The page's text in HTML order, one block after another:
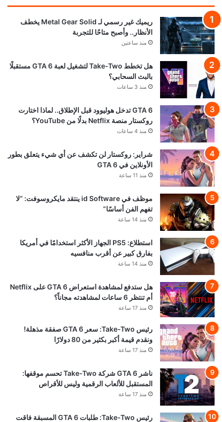
ريميك غير رسمي لـ Metal Gear Solid يخطف
الأنظار.. وأصبح متاحًا للتجربة
منذ ساعتين
هل تخطط Take-Two لتشغيل لعبة GTA 6 مستقبلًا
بالبث السحابي؟
منذ 3 ساعات
GTA 6 تدخل هوليوود قبل الإطلاق.. لماذا اختارت
روكستار منصة Netflix بدلًا من YouTube؟
منذ 4 ساعات
شراير: روكستار لن تكشف عن أي شيء يتعلق بطور
الأونلاين في GTA 6
منذ 11 ساعة
موظف في id Software ينتقد مايكروسوفت: “لا
تفهم الفن أساسًا”
منذ 14 ساعة
استطلاع: PS5 الجهاز الأكثر استخدامًا في أمريكا
بفارق كبير عن أقرب منافسيه
منذ 14 ساعة
هل ستدفع لمشاهدة استعراض GTA 6 على Netflix
أم تنتظر 6 ساعات لمشاهدته مجاناً؟
منذ 17 ساعة
رئيس Take-Two: سعر GTA 6 صفقة مذهلة!
ونقدم قيمة أكبر بكثير من 80 دولارًا
منذ 17 ساعة
ناشر GTA 6 شركة Take-Two تحسم موقفها:
المستقبل للألعاب الرقمية وليس للأقراص
منذ 17 ساعة
رئيس Take-Two: طلبات GTA 6 المسبقة فاقت